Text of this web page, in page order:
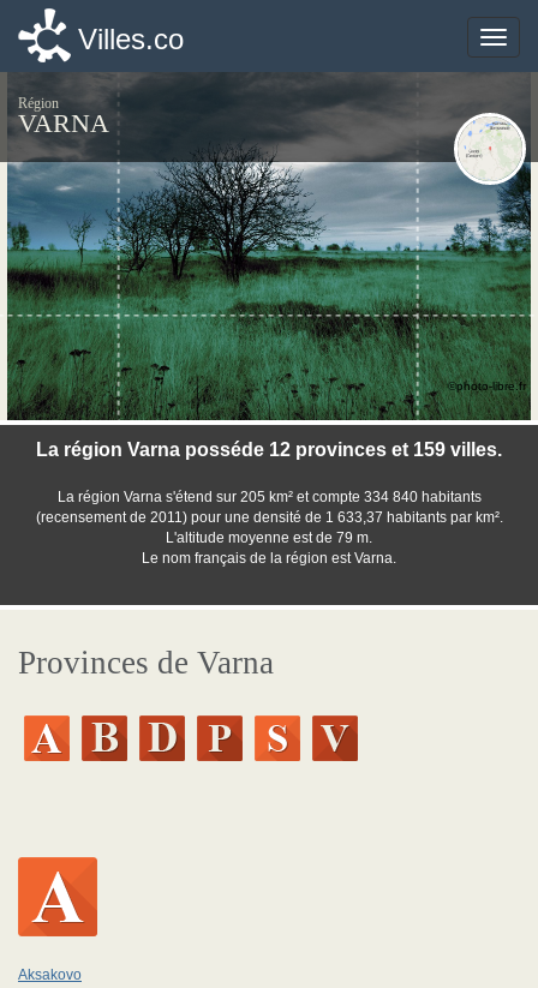
Toggle
Villes.co
Région
VARNA
La région Varna posséde 12 provinces et 159 villes.
La région Varna s'étend sur 205 km² et compte 334 840 habitants
(recensement de 2011) pour une densité de 1 633,37 habitants par km².
L'altitude moyenne est de 79 m.
Le nom français de la région est Varna.
©photo-libre.fr
Provinces de Varna
Aksakovo
Toggle
Villes.co